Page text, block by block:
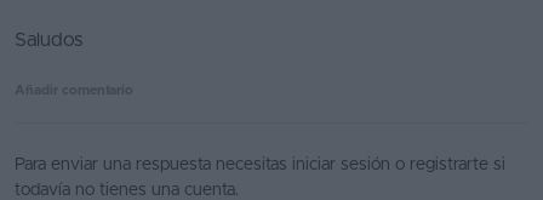
Saludos
Añadir comentario
Para enviar una respuesta necesitas iniciar sesión o registrarte si
todavía no tienes una cuenta.